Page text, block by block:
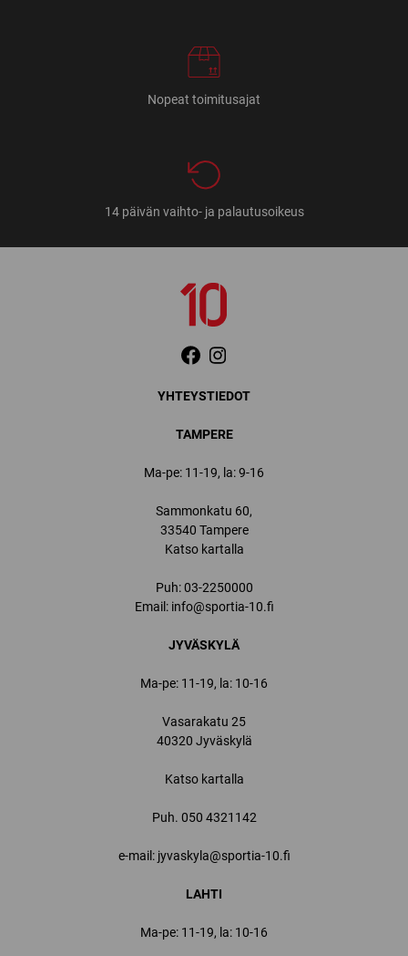
Nopeat toimitusajat
14 päivän vaihto- ja palautusoikeus
YHTEYSTIEDOT
TAMPERE
Ma-pe: 11-19, la: 9-16
Sammonkatu 60,
33540 Tampere
Katso kartalla
Puh:03-2250000
Email: info@sportia-10.fi
JYVÄSKYLÄ
Ma-pe: 11-19, la: 10-16
Vasarakatu 25
40320 Jyväskylä
Katso kartalla
Puh. 050 4321142
e-mail: jyvaskyla@sportia-10.fi
LAHTI
Ma-pe: 11-19, la: 10-16